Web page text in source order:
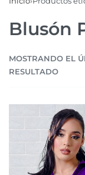
Blusón
MOSTRANDO EL
RESULTADO